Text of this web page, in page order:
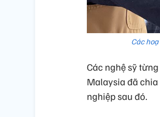
Các
Các nghệ sỹ
Malaysia đã
nghiệp sau đó.